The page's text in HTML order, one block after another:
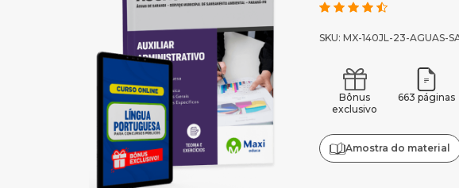
SKU: MX-140JL-23-AGUAS-
Bônus
exclusivo
663 páginas
Amostra do material